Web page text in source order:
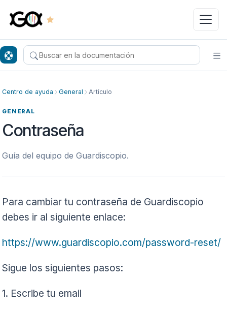
Buscar en el centro de ayuda
Centro de ayuda General Artículo
GENERAL
Contraseña
Guía del equipo de Guardiscopio.
Para cambiar tu contraseña de Guardiscopio
debes ir al siguiente enlace:
https://www.guardiscopio.com/password-reset/
Sigue los siguientes pasos:
1. Escribe tu email